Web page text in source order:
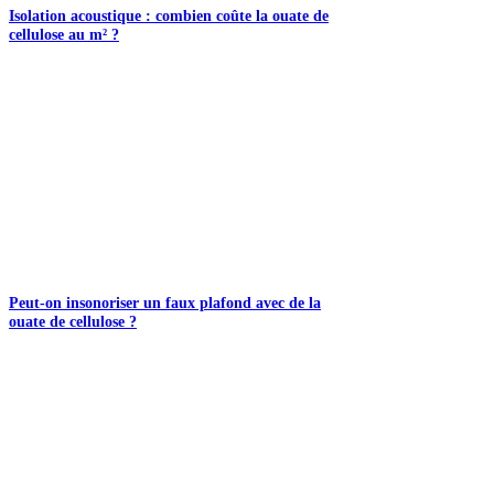
Isolation acoustique : combien coûte la ouate de
cellulose au m² ?
Peut-on insonoriser un faux plafond avec de la
ouate de cellulose ?